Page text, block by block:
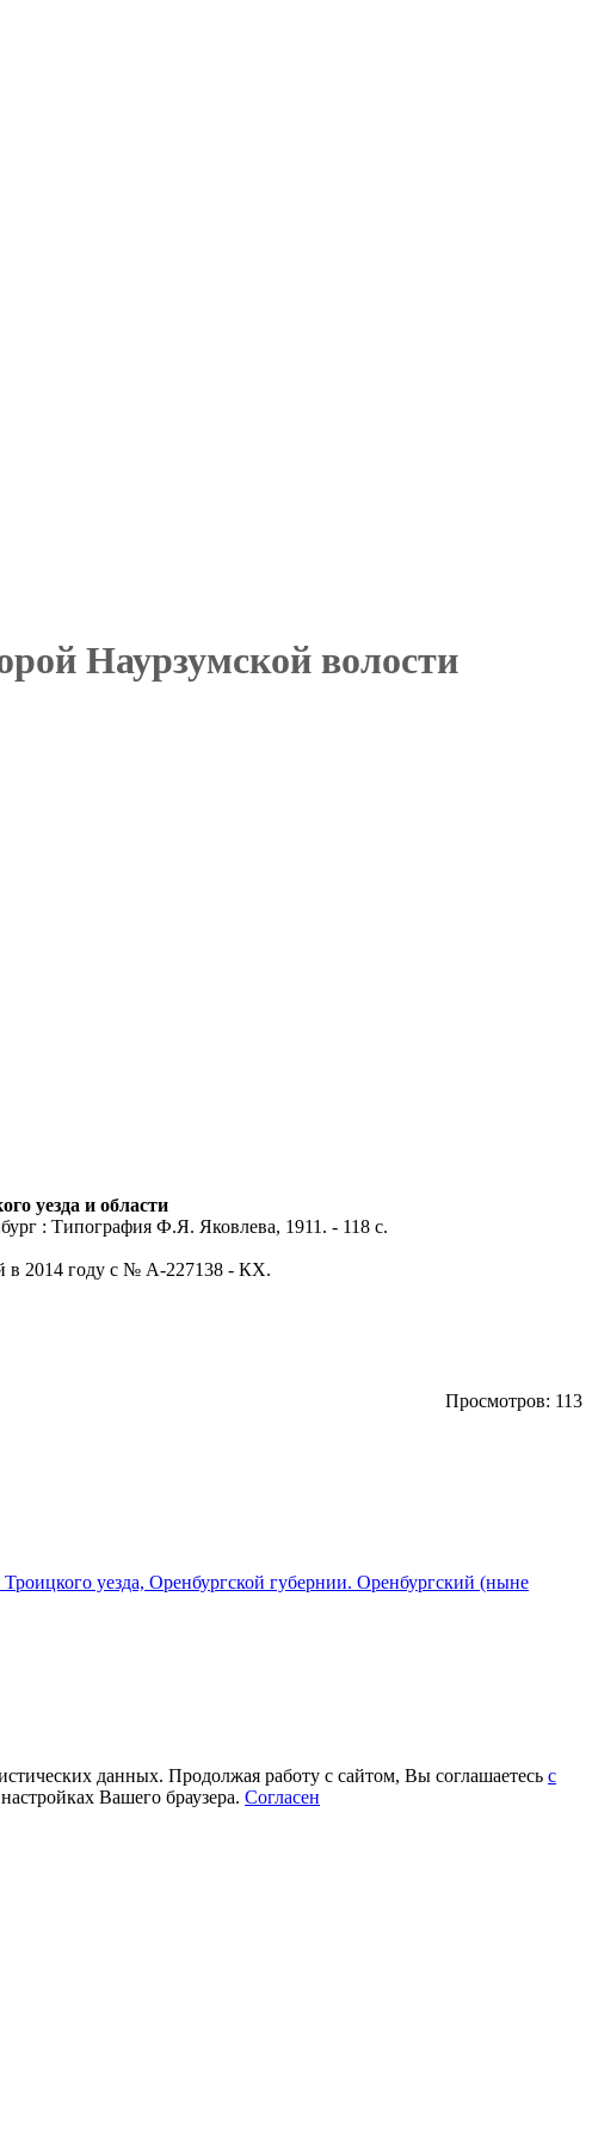
Наурзумской волости
уезда и области
: Типография Ф.Я. Яковлева, 1911. - 118 с.
в 2014 году с № А-227138 - КХ.
Просмотров: 113
уезда, Оренбургской губернии. Оренбургский (ныне
данных. Продолжая работу с сайтом, Вы соглашаетесь с
Вашего браузера. Согласен